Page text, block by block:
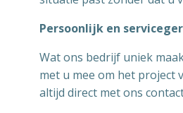
Persoonlijk en
Wat ons bedrijf uniek
met u mee om het project
altijd direct met ons